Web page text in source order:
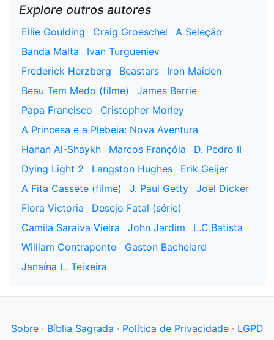
Explore outros autores
Ellie Goulding Craig Groeschel
A Seleção
Banda Malta
Ivan Turgueniev
Frederick Herzberg
Beastars
Iron Maiden
Beau Tem Medo (filme)
James Barrie
Papa Francisco
Cristopher Morley
A Princesa e a Plebeia: Nova Aventura
Hanan Al-Shaykh
Marcos Françóia
D. Pedro II
Dying Light 2
Langston Hughes
Erik Geijer
A Fita Cassete (filme)
J. Paul Getty
Joël Dicker
Flora Victoria
Desejo Fatal (série)
Camila Saraiva Vieira
John Jardim
L.C.Batista
William Contraponto
Gaston Bachelard
Janaína L. Teixeira
Sobre· Bíblia Sagrada · Política de Privacidade· LGPD